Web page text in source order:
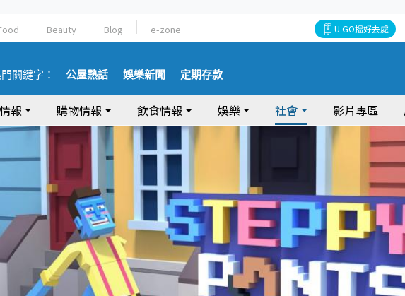
Beauty Blog e-zone U GO搵好去處
關鍵字： 公屋熱話 娛樂新聞 定期存款
報 購物情報 飲食情報 娛樂 社會 影片專區